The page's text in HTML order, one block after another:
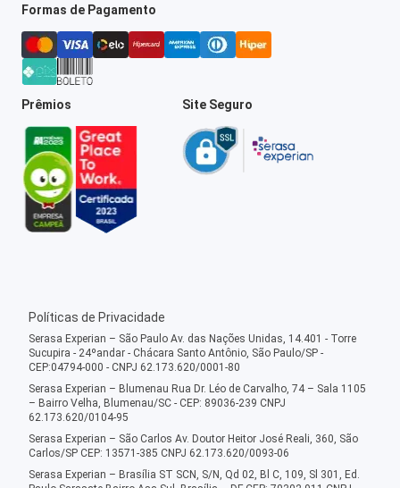
Formas de Pagamento
Prêmios Site Seguro
Políticas de Privacidade
Serasa Experian – São Paulo Av. das Nações Unidas, 14.401 - Torre
Sucupira - 24ºandar - Chácara Santo Antônio, São Paulo/SP -
CEP:04794-000 - CNPJ 62.173.620/0001-80
Serasa Experian – Blumenau Rua Dr. Léo de Carvalho, 74 – Sala 1105
– Bairro Velha, Blumenau/SC - CEP: 89036-239 CNPJ
62.173.620/0104-95
Serasa Experian – São Carlos Av. Doutor Heitor José Reali, 360, São
Carlos/SP CEP: 13571-385 CNPJ 62.173.620/0093-06
Serasa Experian – Brasília ST SCN, S/N, Qd 02, Bl C, 109, Sl 301, Ed.